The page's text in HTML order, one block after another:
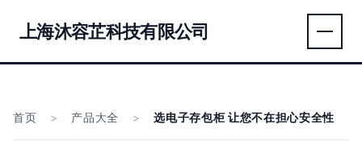
上海沐容芷科技有限公司
首页 > 产品大全 > 选电子存包柜 让您不在担心安全性